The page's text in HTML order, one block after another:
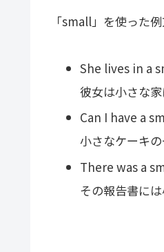
「small」を使った
She lives in a
彼女は小さな家
Can I have a
小さなケーキ
There was a
その報告書に